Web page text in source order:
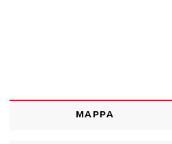
MAPPA